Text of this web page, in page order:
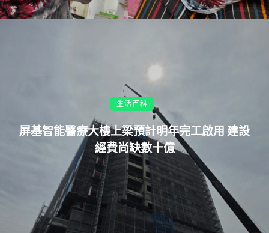
生活百科
屏基智能醫療大樓上梁預計明年完工啟用 建設
經費尚缺數十億